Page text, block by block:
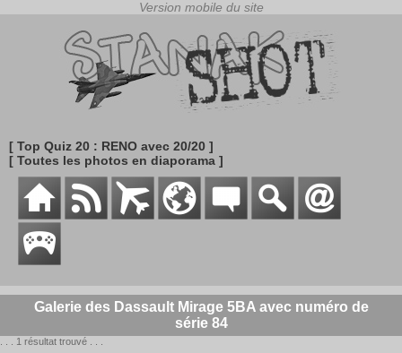
[ Top Quiz 20 : RENO avec 20/20 ]
[ Toutes les photos en diaporama ]
Galerie des Dassault Mirage 5BA avec numéro de
série 84
. . . 1 résultat trouvé . . .